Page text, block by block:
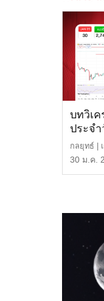
บทวิเ
ประจ
กลยุทธ์ |
เดิม แนว
30 ม.ค.